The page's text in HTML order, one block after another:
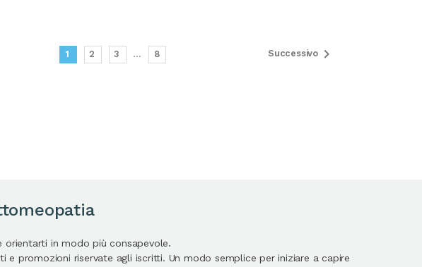
1 2 3 … 8 Successivo
orientarti in modo più consapevole.
promozioni riservate agli iscritti. Un modo semplice per iniziare a capire